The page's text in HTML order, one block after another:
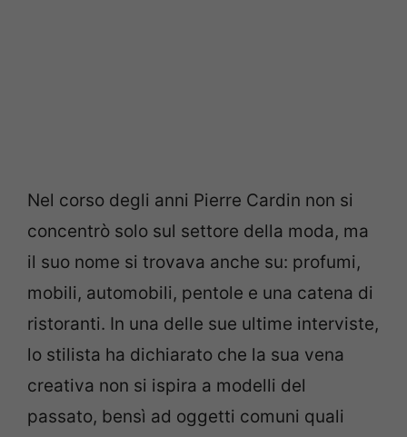
Nel corso degli anni Pierre Cardin non si
concentrò solo sul settore della moda, ma
il suo nome si trovava anche su: profumi,
mobili, automobili, pentole e una catena di
ristoranti. In una delle sue ultime interviste,
lo stilista ha dichiarato che la sua vena
creativa non si ispira a modelli del
passato, bensì ad oggetti comuni quali